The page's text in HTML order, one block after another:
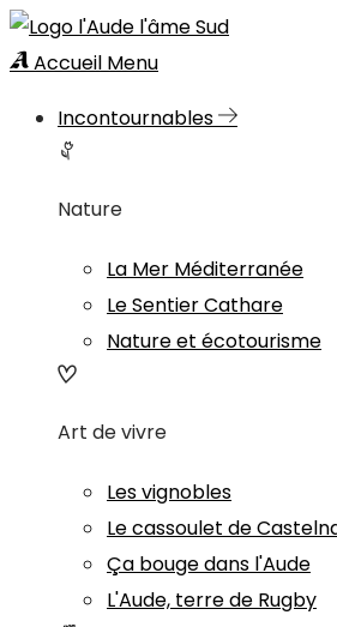
Accueil Menu
Incontournables
Nature
La Mer Méditerranée
Le Sentier Cathare
Nature et écotourisme
Art de vivre
Les vignobles
Le cassoulet de
Ça bouge dans l'Aude
L'Aude, terre de Rugby